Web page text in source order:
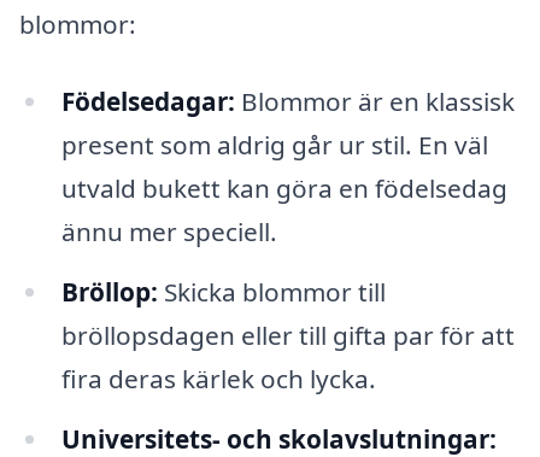
blommor:
Födelsedagar: Blommor är en klassisk
present som aldrig går ur stil. En väl
utvald bukett kan göra en födelsedag
ännu mer speciell.
Bröllop: Skicka blommor till
bröllopsdagen eller till gifta par för att
fira deras kärlek och lycka.
Universitets- och skolavslutningar: